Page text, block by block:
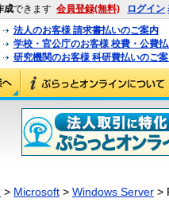
成できます 会員登録(無料) ログイン
法人のお客様 請求書払いのご案内
学校・官公庁のお客様 校費・公費
研究機関のお客様 科研費払いのご
> Microsoft > Windows Server >